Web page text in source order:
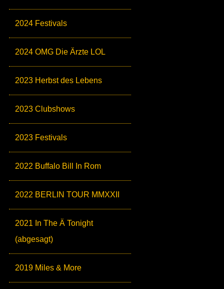
2024 Festivals
2024 OMG Die Ärzte LOL
2023 Herbst des Lebens
2023 Clubshows
2023 Festivals
2022 Buffalo Bill In Rom
2022 BERLIN TOUR MMXXII
2021 In The Ä Tonight
(abgesagt)
2019 Miles & More